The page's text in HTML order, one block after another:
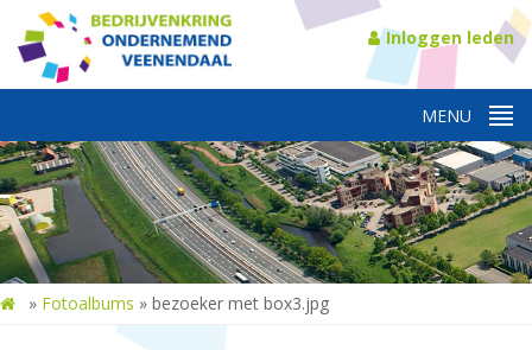
Inloggen leden
» Fotoalbums » bezoeker met box3.jpg